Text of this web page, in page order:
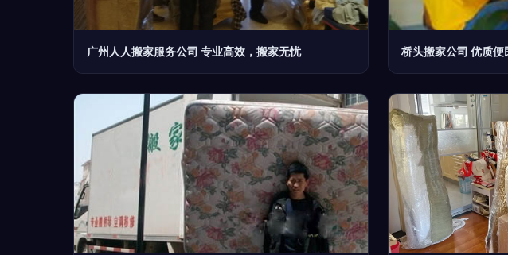
广州人人搬家服务公司 专业高效，搬家无忧